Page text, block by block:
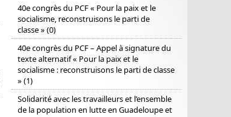
40e congrès du PCF « Pour la paix et le
socialisme, reconstruisons le parti de
classe » (0)
40e congrès du PCF – Appel à signature du
texte alternatif « Pour la paix et le
socialisme : reconstruisons le parti de classe
» (1)
Solidarité avec les travailleurs et l’ensemble
de la population en lutte en Guadeloupe et